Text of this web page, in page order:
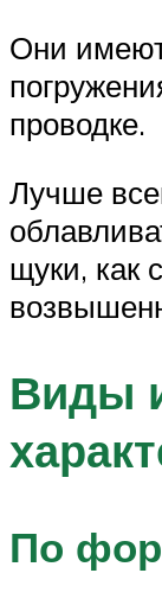
Они
проводке.
Лучше
щуки, как
Виды
По